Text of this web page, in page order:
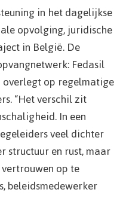
in het dagelijkse
opvolging, juridische
in België. De
Fedasil
op regelmatige
“Het verschil zit
In een
veel dichter
structuur en rust, maar
op te
beleidsmedewerker